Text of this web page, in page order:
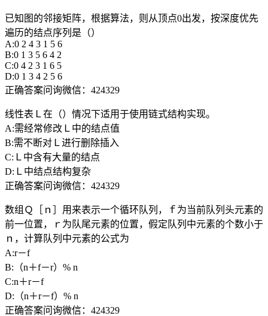
已知图的邻接矩阵，根据算法，则从顶点0出发，按深度优先
遍历的结点序列是（）
A:0 2 4 3 1 5 6
B:0 1 3 5 6 4 2
C:0 4 2 3 1 6 5
D:0 1 3 4 2 5 6
正确答案问询微信：424329
线性表Ｌ在（）情况下适用于使用链式结构实现。
A:需经常修改Ｌ中的结点值
B:需不断对Ｌ进行删除插入
C:Ｌ中含有大量的结点
D:Ｌ中结点结构复杂
正确答案问询微信：424329
数组Ｑ［ｎ］用来表示一个循环队列，ｆ为当前队列头元素的
前一位置，ｒ为队尾元素的位置，假定队列中元素的个数小于
ｎ，计算队列中元素的公式为
A:r－f
B:（n＋f－r）% n
C:n＋r－f
D:（n＋r－f）% n
正确答案问询微信：424329